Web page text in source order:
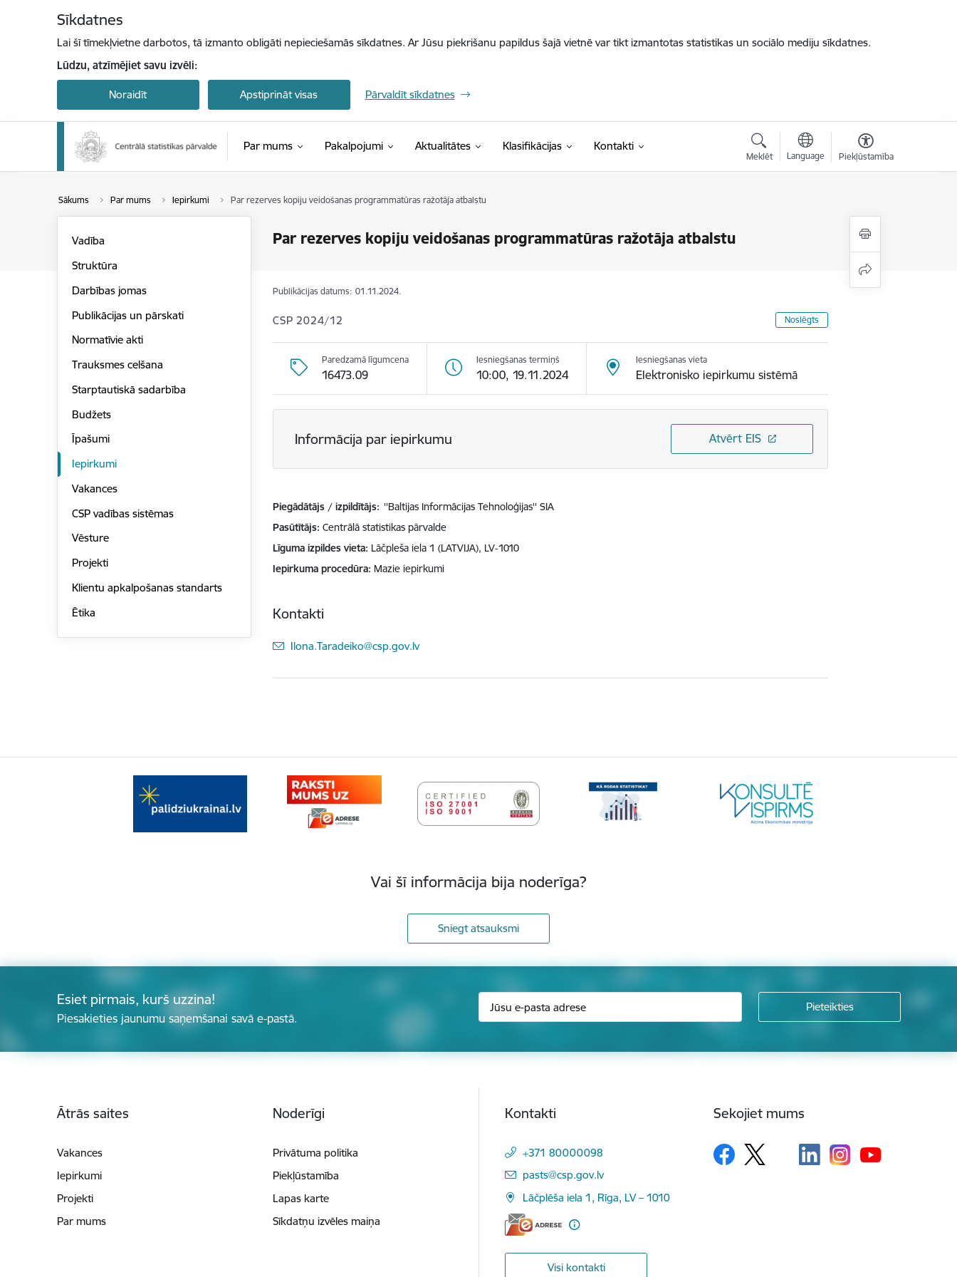
Sīkdatnes
Lai šī tīmekļvietne darbotos, tā izmanto obligāti nepieciešamās sīkdatnes. Ar Jūsu piekrišanu papildus šajā vietnē var tikt izmantotas statistikas un sociālo mediju sīkdatnes.
Lūdzu, atzīmējiet savu izvēli:
Noraidīt Apstiprināt visas Pārvaldīt sīkdatnes
Par mums Pakalpojumi Aktualitātes Klasifikācijas(Ārējā saite)
Kontakti
Meklēt Language Piekļūstamība
Sākums Par mums Iepirkumi Par rezerves kopiju veidošanas programmatūras ražotāja atbalstu
Par rezerves kopiju veidošanas programmatūras ražotāja atbalstu
Vadība
Struktūra
Darbības jomas
Publikācijas un pārskati
Normatīvie akti
Trauksmes celšana
Starptautiskā sadarbība
Budžets
Īpašumi
Iepirkumi
Vakances
CSP vadības sistēmas
Vēsture
Projekti
Klientu apkalpošanas standarts
Ētika
Publikācijas datums: 01.11.2024.
CSP 2024/12 Noslēgts
Paredzamā līgumcena
16473.09
Iesniegšanas termiņš
10:00, 19.11.2024
Iesniegšanas vieta
Elektronisko iepirkumu sistēmā
Informācija par iepirkumu Atvērt EIS
Piegādātājs / izpildītājs: ''Baltijas Informācijas Tehnoloģijas'' SIA
Pasūtītājs Centrālā statistikas pārvalde
Līguma izpildes vieta Lāčpleša iela 1 (LATVIJA), LV-1010
Iepirkuma procedūra Mazie iepirkumi
Kontakti
E-pasts:
Ilona.Taradeiko@csp.gov.lv
Vai šī informācija bija noderīga?
Sniegt atsauksmi
Esiet pirmais, kurš uzzina!
Piesakieties jaunumu saņemšanai savā e-pastā.
Ātrās saites
Vakances
Iepirkumi
Projekti
Par mums
Noderīgi
Privātuma politika
Piekļūstamība
Lapas karte
Sīkdatņu izvēles maiņa
Kontakti
+371 80000098
E-pasts:
pasts@csp.gov.lv
Lāčplēša iela 1, Rīga, LV – 1010
Visi kontakti
Sekojiet mums